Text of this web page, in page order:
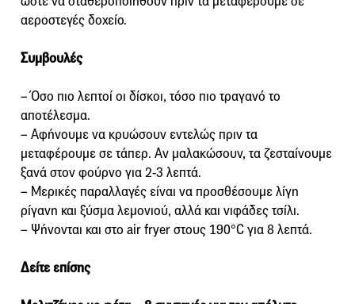
αεροστεγές δοχείο.
Συμβουλές
– Όσο πιο λεπτοί οι δίσκοι, τόσο πιο τραγανό το
αποτέλεσμα.
– Αφήνουμε να κρυώσουν εντελώς πριν τα
μεταφέρουμε σε τάπερ. Αν μαλακώσουν, τα ζεσταίνουμε
ξανά στον φούρνο για 2-3 λεπτά.
– Μερικές παραλλαγές είναι να προσθέσουμε λίγη
ρίγανη και ξύσμα λεμονιού, αλλά και νιφάδες τσίλι.
– Ψήνονται και στο air fryer στους 190°C για 8 λεπτά.
Δείτε επίσης